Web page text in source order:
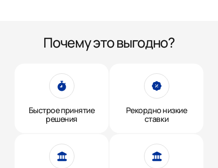
Почему это выгодно?
Быстрое принятие
решения
Рекордно низкие
ставки